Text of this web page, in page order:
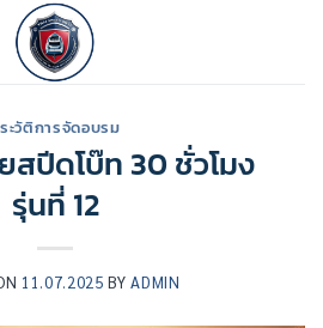
ะวัติการจัดอบรม
สปีดโบ๊ท 30 ชั่วโมง
รุ่นที่ 12
11.07.2025 BYADMIN